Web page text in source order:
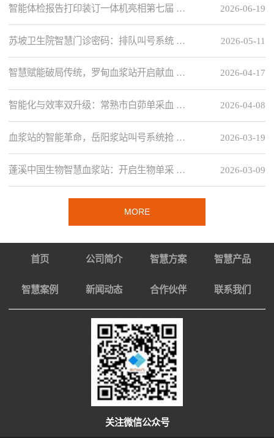
2026-06-19
智能体检报告打印装订一体机亮相第七届 …
2026-05-11
苏坡卫生院智慧门诊密码：排队叫号系统 …
2026-04-17
智慧赋能破局传统，罗甸血浆站开启献血 …
2026-04-08
智能化与效率双升级：常熟市白茆单采血 …
2026-03-19
血浆站的智能革命，岳阳浆站叫号系统抢 …
2026-03-09
蓬溪中国生物智慧血浆站：开启生物单采 …
MORE
首页 公司简介 智慧方案 智慧产品
智慧案例 新闻动态 合作伙伴 联系我们
关注微信公众号